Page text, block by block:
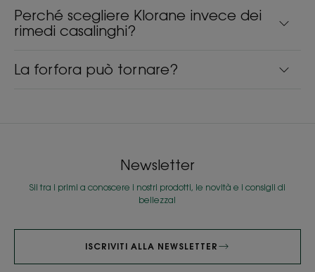
Perché scegliere Klorane invece dei
rimedi casalinghi?
La forfora può tornare?
Newsletter
Sii tra i primi a conoscere i nostri prodotti, le novità e i consigli di
bellezza!
ISCRIVITI ALLA NEWSLETTER